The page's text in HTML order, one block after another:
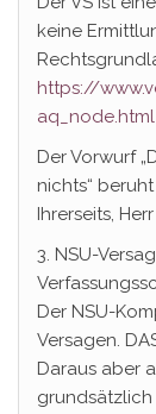
keine
https://
aq_node.html
Der Vorwurf
nichts“ beruht
Ihrerseits,
3. NSU-
Der NSU-
Versagen.
Daraus aber